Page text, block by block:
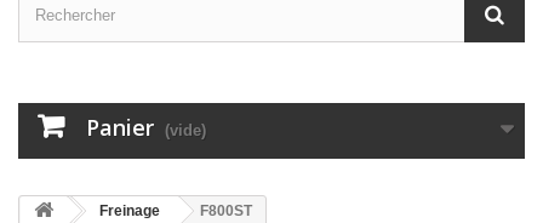
Panier (vide)
>Freinage F800ST